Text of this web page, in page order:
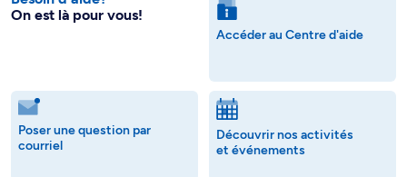
On est là pour vous!
Accéder au Centre d'aide
Poser une question par
courriel
Découvrir nos activités
et événements